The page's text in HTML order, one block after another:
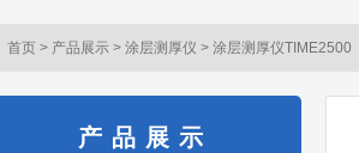
首页 > 产品展示 > 涂层测厚仪 > 涂层测厚仪TIME2500
产品展示